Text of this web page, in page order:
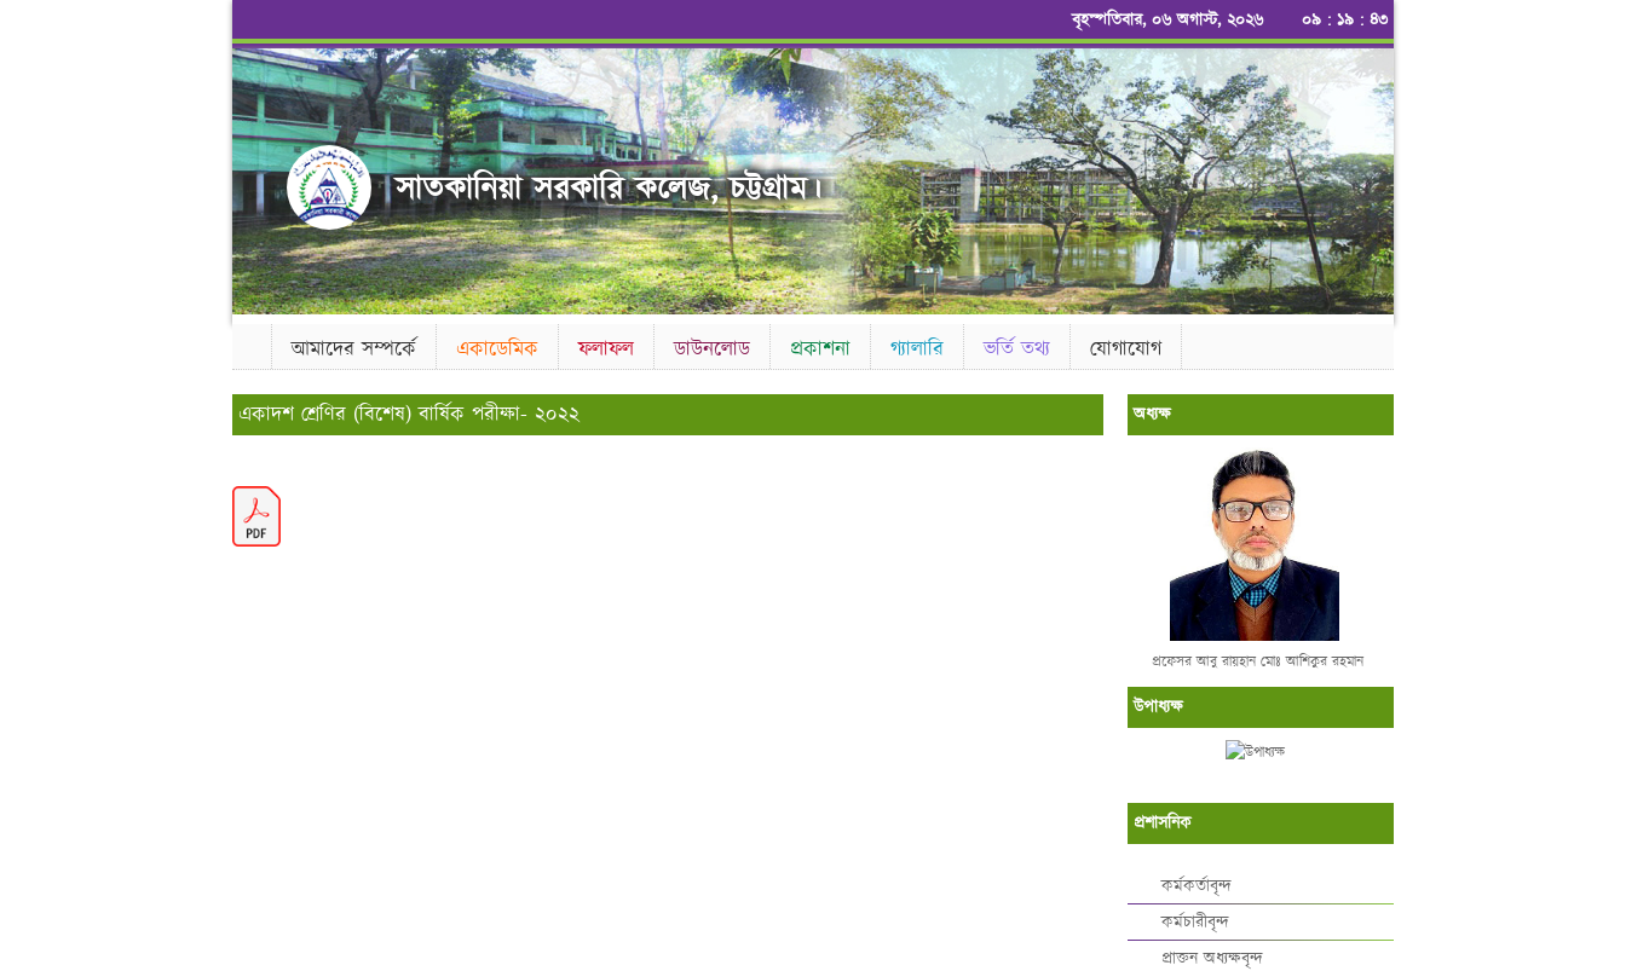
বৃহস্পতিবার, ০৬ অগাস্ট, ২০২৬ ০৯ : ১৯ : ৪৪
সাতকানিয়া সরকারি কলেজ, চট্টগ্রাম।
আমাদের সম্পর্কে একাডেমিক ফলাফল ডাউনলোড প্রকাশনা গ্যালারি ভর্তি তথ্য যোগাযোগ
একাদশ শ্রেণির (বিশেষ) বার্ষিক পরীক্ষা- ২০২২ অধ্যক্ষ
প্রফেসর আবু রায়হান মোঃ আশিকুর রহমান
উপাধ্যক্ষ
প্রশাসনিক
কর্মকর্তাবৃন্দ
কর্মচারীবৃন্দ
প্রাক্তন অধ্যক্ষবৃন্দ